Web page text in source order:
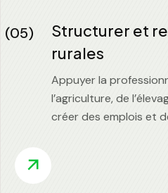
(05)
Structurer et
rurales
Appuyer la
l’agriculture, de
créer des emplois et